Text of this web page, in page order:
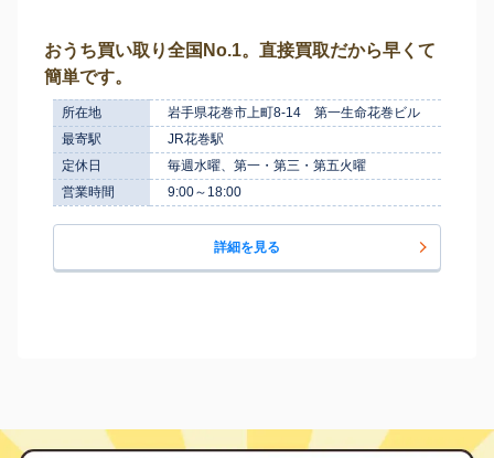
おうち買い取り全国No.1。直接買取だから早くて
簡単です。
所在地
岩手県花巻市上町8-14 第一生命花巻ビル
最寄駅
JR花巻駅
定休日
毎週水曜、第一・第三・第五火曜
営業時間
9:00～18:00
詳細を見る